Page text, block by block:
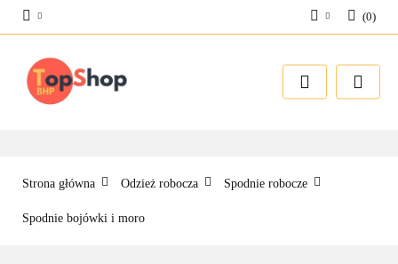
Zarejestruj się
(0)
Strona główna Odzież robocza Spodnie robocze
Spodnie bojówki i moro